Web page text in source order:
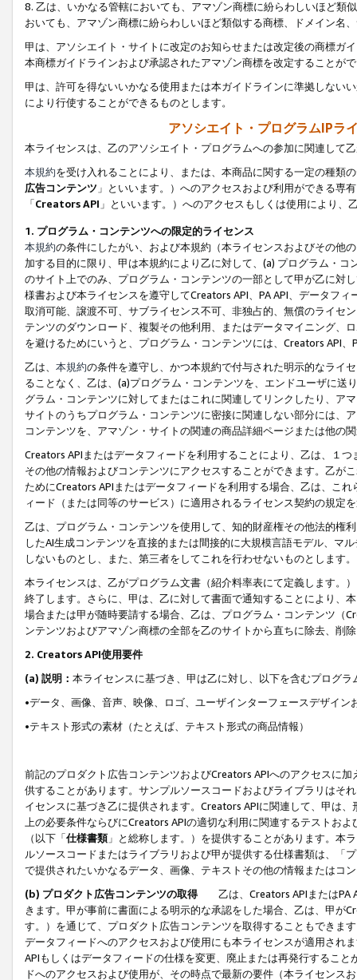
8. 乙は、いかなる管轄においても、アマゾン商標に紛らわしいほど類
おいても、アマゾン商標に紛らわしいほど類似する商標、ドメイン名
甲は、アソシエイト・サイトに改定のお知らせまたは改定後の商標ガ
本商標ガイドラインおよび承認されたアマゾン商標を改定することが
甲は、許可を得ないいかなる使用または本ガイドラインに準拠しない
により行使することができるものとします。
アソシエイト・プログラムIPラ
本ライセンスは、乙のアソシエイト・プログラムへの参加に関連して
本規約を受け入れることにより、または、本商品に関する一定の種類
広告コンテンツ 」といいます。）へのアクセスおよび利用ができる専
「Creators API 」といいます。）へのアクセスもしくは使用により
1. プログラム・コンテンツへの限定的ライセンス
本規約の条件にしたがい、および本規約（本ライセンスおよびその他
加する目的に限り、甲は本規約により乙に対して、(a) プログラム・
のサイト上でのみ、プログラム・コンテンツの一部として甲が乙に対
様書および本ライセンスを遵守してCreators API、PA API、データフ
取消可能、譲渡不可、サブライセンス不可、非独占的、無償のライセ
テンツのダウンロード、複製その他利用、またはデータマイニング、
を避けるためにいうと、プログラム・コンテンツには、Creators API
乙は、 本規約の条件を遵守し、かつ本規約で付与された明示的なライ
ることなく、乙は、(a)プログラム・コンテンツを、エンドユーザに
グラム・コンテンツに対してまたはこれに関連してリンクしたり、ア
サイトのうちプログラム・コンテンツに密接に関連しない部分には、
コンテンツを、アマゾン・サイトの関連の商品詳細ページまたは他の
Creators APIまたはデータフィードを利用することにより、乙は、１
その他の情報およびコンテンツにアクセスすることができます。乙が
ためにCreators APIまたはデータフィードを利用する場合、乙は、こ
ィード（または同等のサービス）に適用されるライセンス契約の規定
乙は、プログラム・コンテンツを使用して、知的財産権その他法的権
したAI生成コンテンツを直接的または間接的に大規模言語モデル、マ
しないものとし、また、第三者をしてこれを行わせないものとします。
本ライセンスは、乙がプログラム文書（紹介料率表にて定義します。
終了します。さらに、甲は、乙に対して書面で通知することにより、
場合または甲が随時要請する場合、乙は、プログラム・コンテンツ（
ンテンツおよびアマゾン商標の全部を乙のサイトから直ちに除去、削
2. Creators API使用要件
(a) 説明： 本ライセンスに基づき、甲は乙に対し、以下を含むプログ
•データ、画像、音声、映像、ロゴ、ユーザインターフェースデザイ
•テキスト形式の素材（たとえば、テキスト形式の商品情報）
前記のプロダクト広告コンテンツおよびCreators APIへのアクセスに
供することがあります。サンプルソースコードおよびライブラリはそ
イセンスに基づき乙に提供されます。Creators APIに関連して、甲は
上の必要条件ならびにCreators APIの適切な利用に関連するテストお
（以下「仕様書類」と総称します。）を提供することがあります。本
ルソースコードまたはライブラリおよび甲が提供する仕様書類は、「
で提供されたいかなるデータ、画像、テキストその他の情報またはコ
(b) プロダクト広告コンテンツの取得
乙は、Creators APIまたはPA
きます。甲が事前に書面による明示的な承認をした場合、乙は、甲が
す。）を通じて、プロダクト広告コンテンツを取得することもできま
データフィードへのアクセスおよび使用にも本ライセンスが適用され
APIもしくはデータフィードの仕様を変更、廃止または再発行するこ
ドへのアクセスおよび使用が、その時点で最新の要件（本ライセン